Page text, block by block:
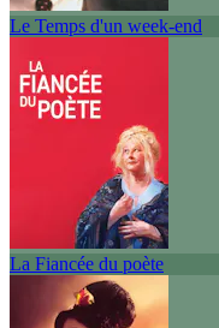
Le Temps d'un week-end
La Fiancée du poète